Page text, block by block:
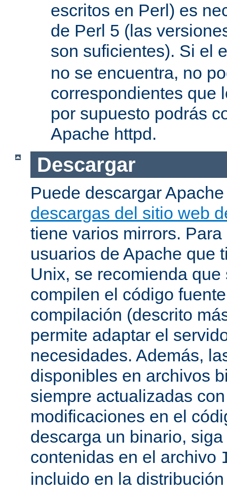
escritos en Perl) es
de Perl 5 (las
son suficientes). Si el
no se encuentra, no
correspondientes que
por supuesto podrás
Apache httpd.
Descargar
Puede descargar
descargas del sitio web
tiene varios mirrors.
usuarios de Apache que
Unix, se recomienda
compilen el código
compilación (descrito
permite adaptar el
necesidades. Además,
disponibles en archivos
siempre actualizadas
modificaciones en el
descarga un binario,
contenidas en el archivo
incluido en la distribución